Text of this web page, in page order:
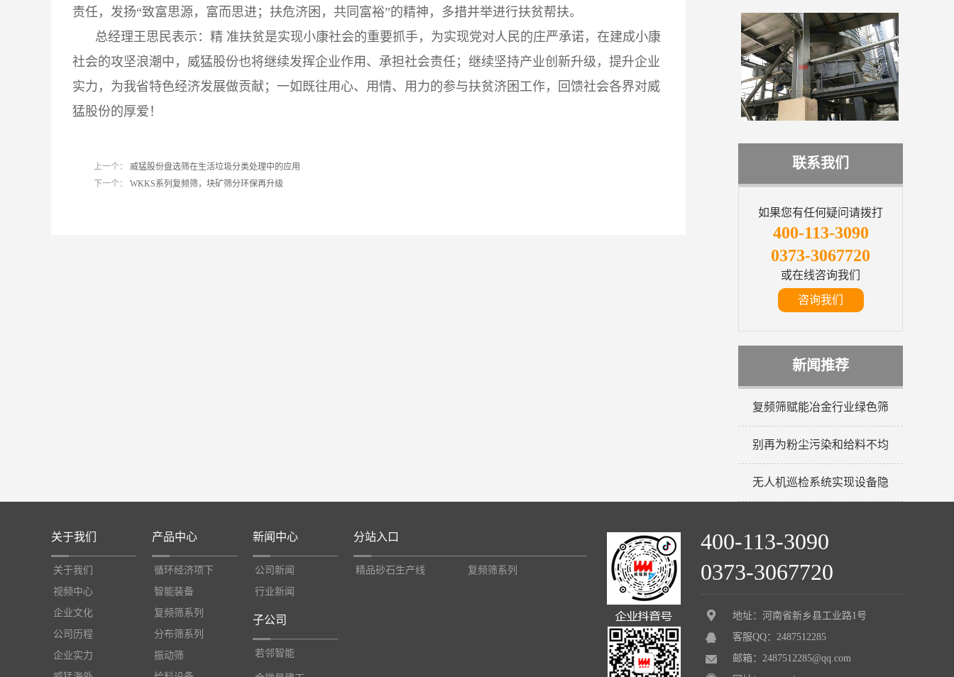
责任，发扬“致富思源，富而思进；扶危济困，共同富裕”的精神，多措并举进行扶贫帮扶。
总经理王思民表示：精 准扶贫是实现小康社会的重要抓手，为实现党对人民的庄严承诺，在建成小康
社会的攻坚浪潮中，威猛股份也将继续发挥企业作用、承担社会责任；继续坚持产业创新升级，提升企业
实力，为我省特色经济发展做贡献；一如既往用心、用情、用力的参与扶贫济困工作，回馈社会各界对威
猛股份的厚爱！
上一个：
威猛股份盘选筛在生活垃圾分类处理中的应用
下一个：
WKKS系列复频筛，块矿筛分环保再升级
联系我们
如果您有任何疑问请拨打
400-113-3090
0373-3067720
或在线咨询我们
咨询我们
新闻推荐
复频筛赋能冶金行业绿色筛
别再为粉尘污染和给料不均
无人机巡检系统实现设备隐
关于我们
关于我们
视频中心
企业文化
公司历程
企业实力
产品中心
循环经济项下
智能装备
复频筛系列
分布筛系列
振动筛
新闻中心
公司新闻
行业新闻
子公司
若邻智能
分站入口
精品砂石生产线 复频筛系列
400-113-3090
0373-3067720
地址：河南省新乡县工业路1号
客服QQ：2487512285
邮箱：2487512285@qq.com